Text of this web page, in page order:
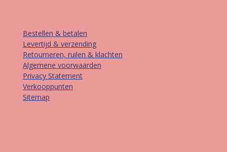
Bestellen & betalen
Levertijd & verzending
Retourneren, ruilen & klachten
Algemene voorwaarden
Privacy Statement
Verkooppunten
Sitemap